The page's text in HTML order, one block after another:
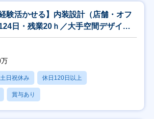
験活かせる】内装設計（店舗・オフ
日・残業20ｈ／大手空間デザイン
土日祝休み 休日120日以上
賞与あり